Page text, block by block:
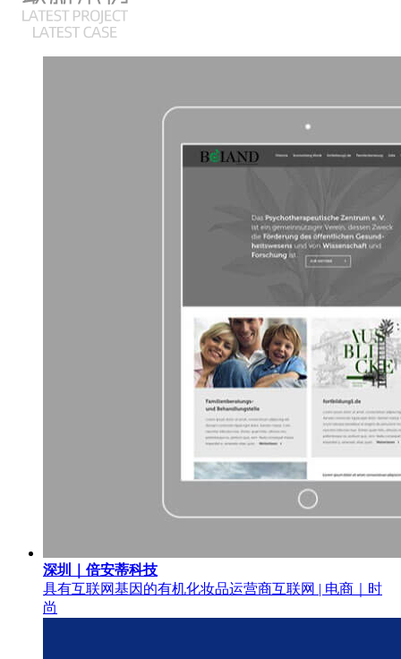
深圳｜倍安蒂科技
具有互联网基因的有机化妆品运营商互联网 | 电商｜时
尚